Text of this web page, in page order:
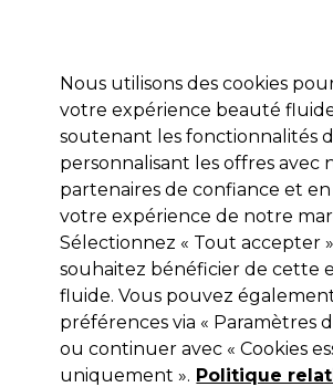
Se
Marques Bons plans Coiffure
Livraison et délais
lire la suite
S-PRO
S-PRO Table de
Incurvée
(0)
Nous utilisons des cookies
votre expérience beauté
soutenant les fonctionnalités
personnalisant les offres avec
partenaires de confiance et
votre expérience de notre
Sélectionnez « Tout accepter
souhaitez bénéficier de cette
fluide. Vous pouvez
préférences via « Paramètres
ou continuer avec « Cookies
uniquement ». Politique